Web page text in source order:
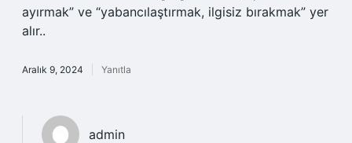
ayırmak” ve “yabancılaştırmak, ilgisiz bırakmak” yer
alır..
Aralık 9, 2024 Yanıtla
admin